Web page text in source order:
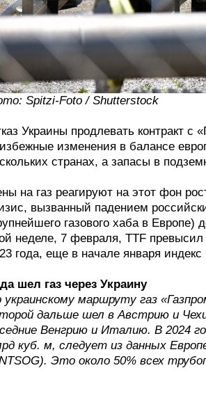
Spitzi-Foto / Shutterstock
Украины продлевать контракт с
изменения в балансе
странах, а запасы в
на газ реагируют на этот фон
вызванный падением
газового хаба в
неделе, 7 февраля, TTF
года, еще в начале января
шел газ через Украину
украинскому маршруту газ
дальше шел в Австрию и
Венгрию и Италию. В 2024
куб. м, следует из данных
Это около 50% всех